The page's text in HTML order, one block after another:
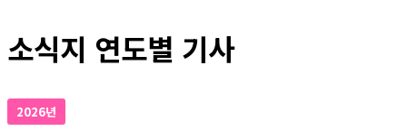
소식지 연도별 기사
2026년